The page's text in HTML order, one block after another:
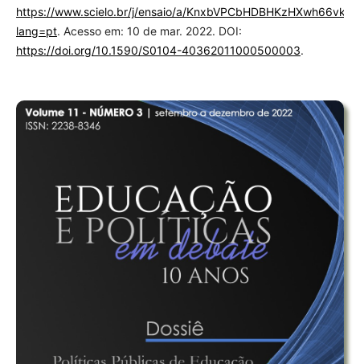
https://www.scielo.br/j/ensaio/a/KnxbVPCbHDBHKzHXwh66vkz/
lang=pt. Acesso em: 10 de mar. 2022. DOI:
https://doi.org/10.1590/S0104-40362011000500003.